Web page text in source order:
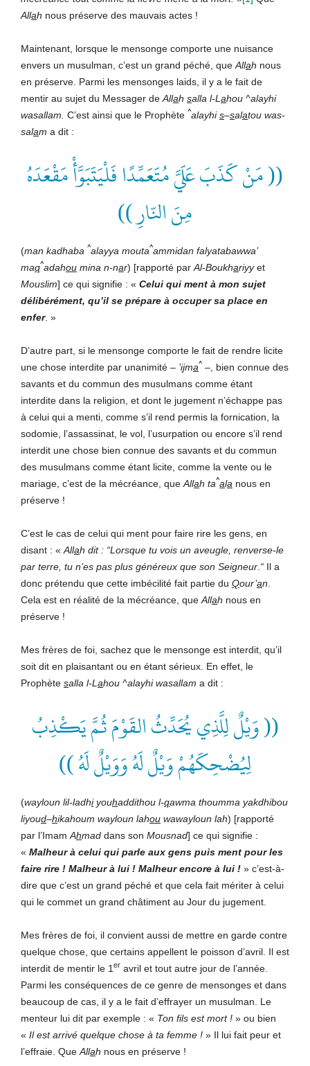
Allah nous préserve des mauvais actes !
Maintenant, lorsque le mensonge comporte une nuisance
envers un musulman, c’est un grand péché, que Allah nous
en préserve. Parmi les mensonges laids, il y a le fait de
mentir au sujet du Messager de Allah salla l-L ahou ^alayhi
wasallam C’est ainsi que le Prophète ^alayhis–salatou was-
salam a dit :
(( مَنْ كَذَبَ عَلَيَّ مُتَعَمِّدًا فَلْيَتَبَوَّأْ مَقْعَدَهُ
مِنَ النّارِ ))
(man kadhaba ^alayya mouta^ammidan falyatabawwa’
maq^adahou mina n-nar) [rapporté par Al-Boukhariyyet
Mouslim] ce qui signifie : « Celui qui ment à mon sujet
délibérément, qu’il se prépare à occuper sa place en
enfer. »
D’autre part, si le mensonge comporte le fait de rendre licite
une chose interdite par unanimité – ’ijma^ –, bien connue des
savants et du commun des musulmans comme étant
interdite dans la religion, et dont le jugement n’échappe pas
à celui qui a menti, comme s’il rend permis la fornication, la
sodomie, l’assassinat, le vol, l’usurpation ou encore s’il rend
interdit une chose bien connue des savants et du commun
des musulmans comme étant licite, comme la vente ou le
mariage, c’est de la mécréance, que Allah ta^ala nous en
préserve !
C’est le cas de celui qui ment pour faire rire les gens, en
disant : « Allah dit : “Lorsque tu vois un aveugle, renverse-le
par terre, tu n’es pas plus généreux que son Seigneur “ Il a
donc prétendu que cette imbécilité fait partie du Qour’an
Cela est en réalité de la mécréance, que Allah nous en
préserve !
Mes frères de foi, sachez que le mensonge est interdit, qu’il
soit dit en plaisantant ou en étant sérieux. En effet, le
Prophète salla l-L ahou ^alayhi wasallam a dit :
(( وَيْلٌ لِلَّذِي يُحَدِّثُ القَوْمَ ثُمَّ يَكْذِبُ
لِيُضْحِكَهُمْ وَيْلٌ لَهُ وَوَيْلٌ لَهُ ))
(wayloun lil-ladhiyouhaddithou l-qawma thoumma yakdhibou
liyoud–hikahoum wayloun lahou wawayloun lah) [rapporté
par l’Imam Ahmad dans son Mousnad] ce qui signifie :
« Malheur à celui qui parle aux gens puis ment pour les
faire rire ! Malheur à lui ! Malheur encore à lui ! » c’est-à-
dire que c’est un grand péché et que cela fait mériter à celui
qui le commet un grand châtiment au Jour du jugement.
Mes frères de foi, il convient aussi de mettre en garde contre
quelque chose, que certains appellent le poisson d’avril. Il est
interdit de mentir le 1 er avril et tout autre jour de l’année.
Parmi les conséquences de ce genre de mensonges et dans
beaucoup de cas, il y a le fait d’effrayer un musulman. Le
menteur lui dit par exemple : « Ton fils est mort ! » ou bien
« Il est arrivé quelque chose à ta femme ! » Il lui fait peur et
l’effraie. Que Allah nous en préserve !